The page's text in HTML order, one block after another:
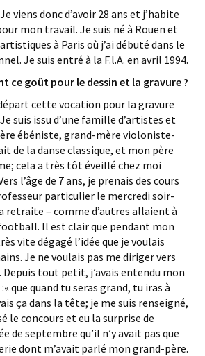
Je viens donc d’avoir 28 ans et j’habite
mon travail. Je suis né à Rouen et
à Paris où j’ai débuté dans le
Je suis entré à la F.l.A. en avril 1994.
ce goût pour le dessin et la gravure ?
cette vocation pour la gravure
suis issu d’une famille d’artistes et
ébéniste, grand-mère violoniste-
de la danse classique, et mon père
cela a très tôt éveillé chez moi
l’âge de 7 ans, je prenais des cours
particulier le mercredi soir-
retraite – comme d’autres allaient à
Il est clair que pendant mon
vite dégagé l’idée que je voulais
Je ne voulais pas me diriger vers
Depuis tout petit, j’avais entendu mon
que quand tu seras grand, tu iras à
ça dans la tête; je me suis renseigné,
le concours et eu la surprise de
de septembre qu’il n’y avait pas que
dont m’avait parlé mon grand-père.